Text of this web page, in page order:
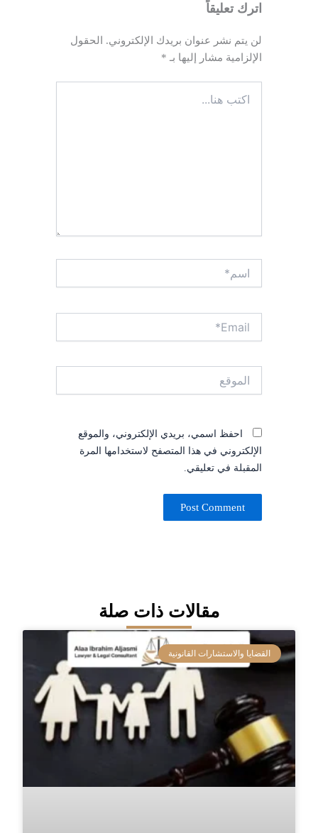
اترك تعليقاً
لن يتم نشر عنوان بريدك الإلكتروني.
الحقول
الإلزامية مشار إليها بـ *
هنا...
احفظ اسمي، بريدي الإلكتروني، والموقع
الإلكتروني في هذا المتصفح لاستخدامها المرة
المقبلة في تعليقي.
مقالات ذات صلة
القضايا والاستشارات القانونية